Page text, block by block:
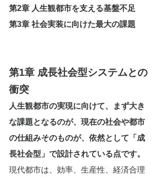
第2章 人生観都市を支える基盤不足
第3章 社会実装に向けた最大の課題
第1章 成長社会型システムとの
衝突
人生観都市の実現に向けて、まず大き
な課題となるのが、現在の社会や都市
の仕組みそのものが、依然として「成
長社会型」で設計されている点です。
現代都市は、効率、生産性、経済合理